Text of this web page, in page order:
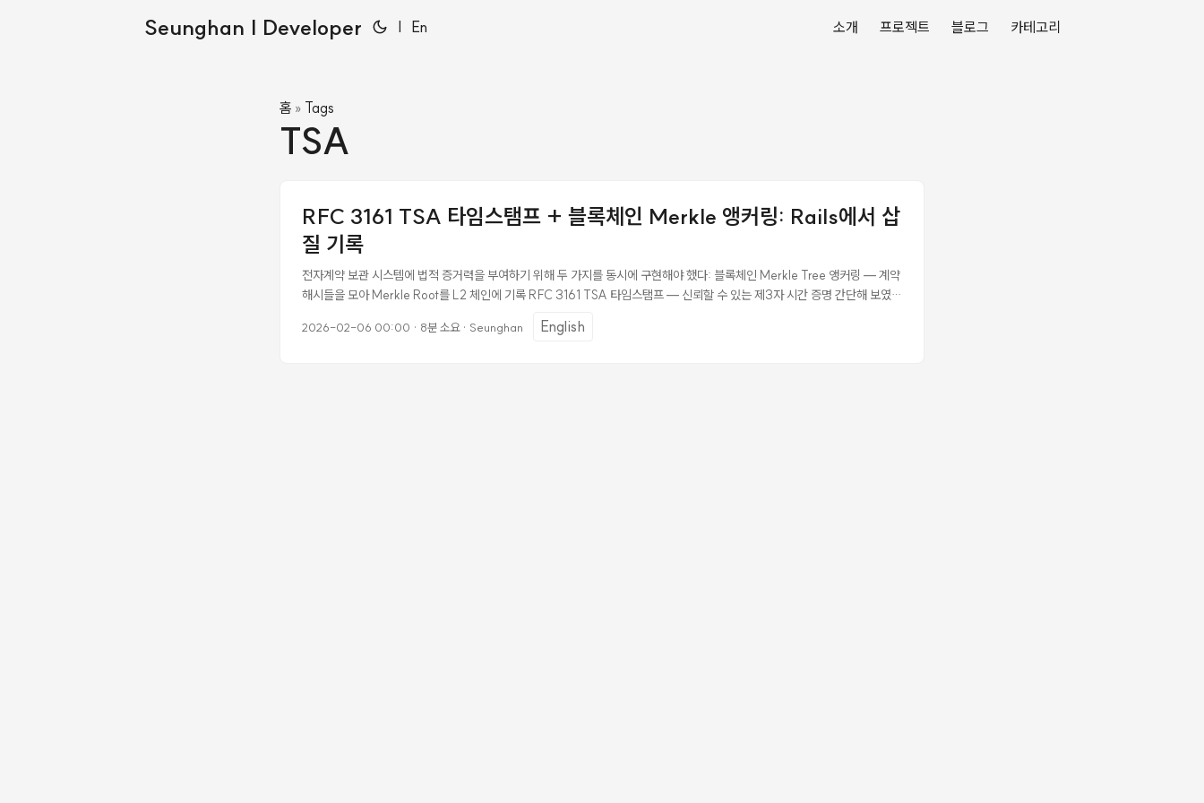
Seunghan | Developer | En 소개 프로젝트 블로그 카테고리
홈 » Tags
TSA
RFC 3161 TSA 타임스탬프 + 블록체인 Merkle 앵커링: Rails에서 삽
질 기록
전자계약 보관 시스템에 법적 증거력을 부여하기 위해 두 가지를 동시에 구현해야 했다: 블록체인 Merkle Tree 앵커링 — 계약
해시들을 모아 Merkle Root를 L2 체인에 기록 RFC 3161 TSA 타임스탬프 — 신뢰할 수 있는 제3자 시간 증명 간단해 보였는
티 데이터베이스 동작이 예상치 못한 방식으로 얽혔다. 1. RFC 3161 TSA란? RFC 3161은 Time-Stamp Authority(TSA)
2026-02-06 00:00 · 8분 소요· Seunghan English